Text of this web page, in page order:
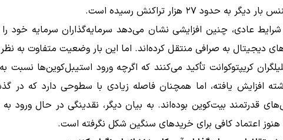
بار دیگر به حدود ۲۷ هزار تراکنش رسیده است.
عادی، چنین افزایشی نشان می‌دهد سرمایه‌گذاران سرمایه خود را
دیجیتال به صرافی منتقل کرده‌اند. اما این بار وضعیت متفاوت به
کریپتوکوانت تأکید می‌کنند که اگرچه ورود استیبل‌کوین‌ها نسبت
افزایش یافته، اما همچنان فاصله زیادی با سطوحی دارد که در
قدرتمند بیت‌کوین بوده‌اند. به بیان دیگر، نقدینگی در حال ورود به
هنوز اعتماد کافی برای خریدهای سنگین شکل نگرفته است.